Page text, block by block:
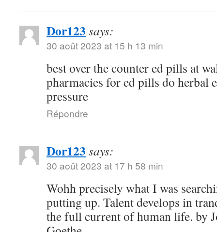
Dor123 says:
30 août 2023 at 15 h 13 min
best over the counter ed pills at
pharmacies for ed pills do herbal
pressure
Répondre
Dor123 says:
30 août 2023 at 17 h 58 min
Wohh precisely what I was
putting up. Talent develops in
the full current of human life. by